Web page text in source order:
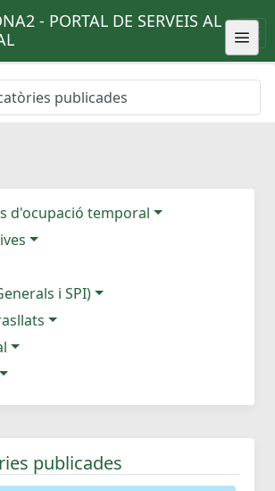
- PORTAL DE SERVEIS AL
publicades
d'ocupació temporal
i SPI)
publicades